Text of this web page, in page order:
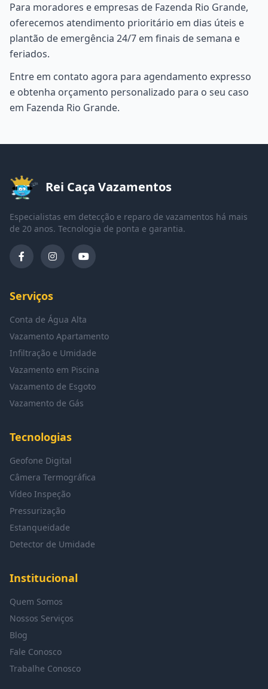
Para moradores e empresas de Fazenda Rio Grande,
oferecemos atendimento prioritário em dias úteis e
plantão de emergência 24/7 em finais de semana e
feriados.
Entre em contato agora para agendamento expresso
e obtenha orçamento personalizado para o seu caso
em Fazenda Rio Grande.
Rei Caça Vazamentos
Especialistas em detecção e reparo de vazamentos há mais
de 20 anos. Tecnologia de ponta e garantia.
Serviços
Conta de Água Alta
Vazamento Apartamento
Infiltração e Umidade
Vazamento em Piscina
Vazamento de Esgoto
Vazamento de Gás
Tecnologias
Geofone Digital
Câmera Termográfica
Vídeo Inspeção
Pressurização
Estanqueidade
Detector de Umidade
Institucional
Quem Somos
Nossos Serviços
Blog
Fale Conosco
Trabalhe Conosco